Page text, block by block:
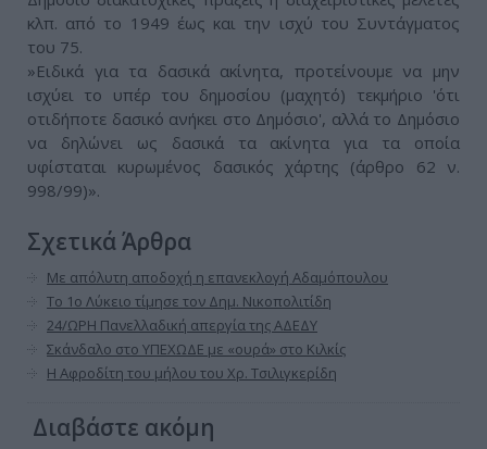
κλπ. από το 1949 έως και την ισχύ του Συντάγματος
του 75.
»Ειδικά για τα δασικά ακίνητα, προτείνουμε να μην
ισχύει το υπέρ του δημοσίου (μαχητό) τεκμήριο 'ότι
οτιδήποτε δασικό ανήκει στο Δημόσιο', αλλά το Δημόσιο
να δηλώνει ως δασικά τα ακίνητα για τα οποία
υφίσταται κυρωμένος δασικός χάρτης (άρθρο 62 ν.
998/99)».
Σχετικά Άρθρα
Με απόλυτη αποδοχή η επανεκλογή Αδαμόπουλου
Το 1ο Λύκειο τίμησε τον Δημ. Νικοπολιτίδη
24/ΩΡΗ Πανελλαδική απεργία της ΑΔΕΔΥ
Σκάνδαλο στο ΥΠΕΧΩΔΕ με «ουρά» στο Κιλκίς
Η Αφροδίτη του μήλου του Χρ. Τσιλιγκερίδη
Διαβάστε ακόμη